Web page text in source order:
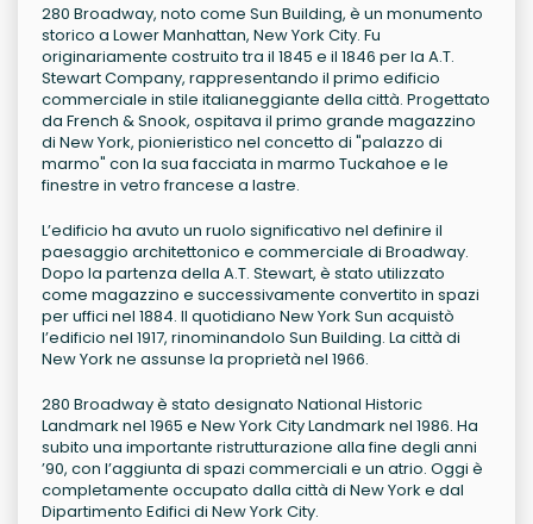
280 Broadway, noto come Sun Building, è un monumento
storico a Lower Manhattan, New York City. Fu
originariamente costruito tra il 1845 e il 1846 per la A.T.
Stewart Company, rappresentando il primo edificio
commerciale in stile italianeggiante della città. Progettato
da French & Snook, ospitava il primo grande magazzino
di New York, pionieristico nel concetto di "palazzo di
marmo" con la sua facciata in marmo Tuckahoe e le
finestre in vetro francese a lastre.
L’edificio ha avuto un ruolo significativo nel definire il
paesaggio architettonico e commerciale di Broadway.
Dopo la partenza della A.T. Stewart, è stato utilizzato
come magazzino e successivamente convertito in spazi
per uffici nel 1884. Il quotidiano New York Sun acquistò
l’edificio nel 1917, rinominandolo Sun Building. La città di
New York ne assunse la proprietà nel 1966.
280 Broadway è stato designato National Historic
Landmark nel 1965 e New York City Landmark nel 1986. Ha
subito una importante ristrutturazione alla fine degli anni
’90, con l’aggiunta di spazi commerciali e un atrio. Oggi è
completamente occupato dalla città di New York e dal
Dipartimento Edifici di New York City.